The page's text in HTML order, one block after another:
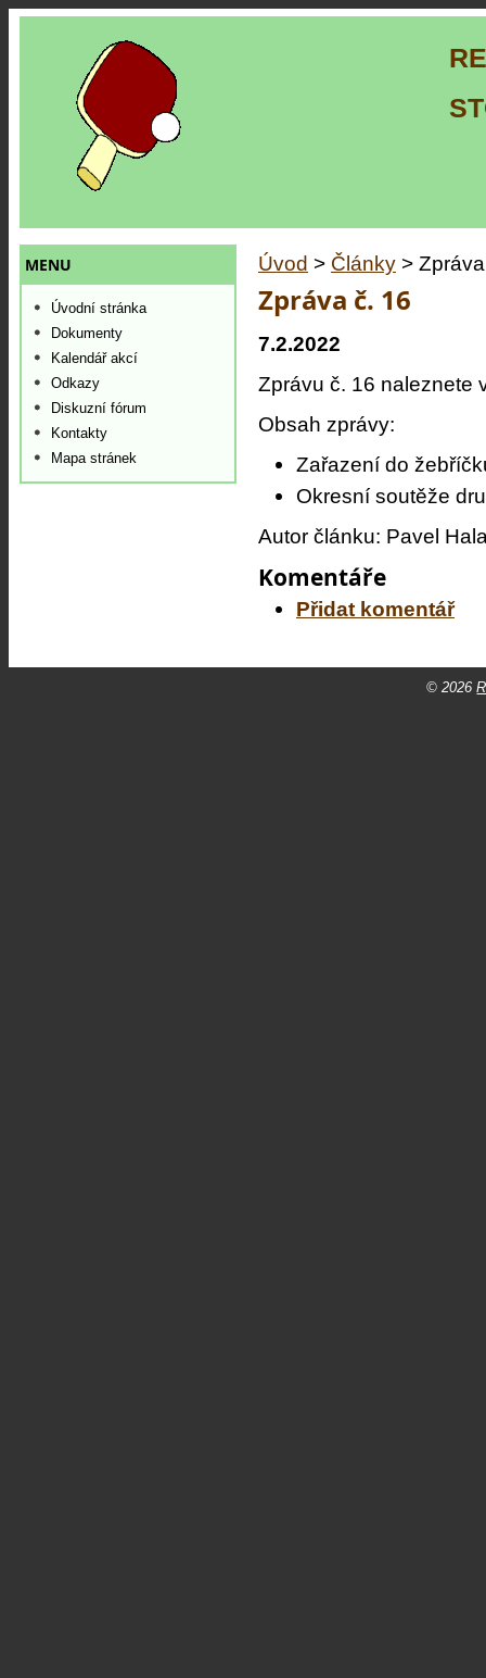
Úvod > Články >
Zpráva č. 16
7.2.2022
Zprávu č. 16 naleznete
Obsah zprávy:
Zařazení do
Okresní soutěže
Autor článku: Pavel
Komentáře
Přidat komentář
MENU
Úvodní stránka
Dokumenty
Kalendář akcí
Odkazy
Diskuzní fórum
Kontakty
Mapa stránek
© 2026